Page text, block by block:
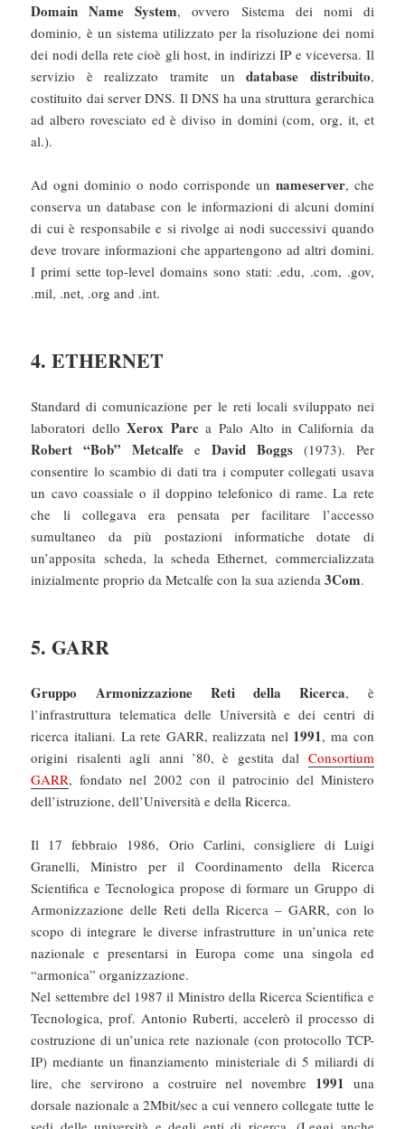
Domain Name System, ovvero Sistema dei nomi di
dominio, è un sistema utilizzato per la risoluzione dei nomi
dei nodi della rete cioè gli host, in indirizzi IP e viceversa. Il
servizio è realizzato tramite undatabase distribuito,
costituito dai server DNS. Il DNS ha una struttura gerarchica
ad albero rovesciato ed è diviso in domini (com, org, it, et
al.).
Ad ogni dominio o nodo corrisponde un nameserver, che
conserva un database con le informazioni di alcuni domini
di cui è responsabile e si rivolge ai nodi successivi quando
deve trovare informazioni che appartengono ad altri domini.
I primi sette top-level domains sono stati: .edu, .com, .gov,
.mil, .net, .org and .int.
4. ETHERNET
Standard di comunicazione per le reti locali sviluppato nei
laboratori delloXerox Parca Palo Alto in California da
Robert “Bob” Metcalfe e David Boggs(1973). Per
consentire lo scambio di dati tra i computer collegati usava
un cavo coassiale o il doppino telefonico di rame. La rete
che li collegava era pensata per facilitare l’accesso
sumultaneo da più postazioni informatiche dotate di
un’apposita scheda, la scheda Ethernet, commercializzata
inizialmente proprio da Metcalfe con la sua azienda3Com.
5. GARR
Gruppo Armonizzazione Reti della Ricerca, è
l’infrastruttura telematica delle Università e dei centri di
ricerca italiani. La rete GARR, realizzata nel 1991, ma con
origini risalenti agli anni ’80, è gestita dal Consortium
GARR, fondato nel 2002 con il patrocinio del Ministero
dell’istruzione, dell’Università e della Ricerca.
Il 17 febbraio 1986, Orio Carlini, consigliere di Luigi
Granelli, Ministro per il Coordinamento della Ricerca
Scientifica e Tecnologica propose di formare un Gruppo di
Armonizzazione delle Reti della Ricerca – GARR, con lo
scopo di integrare le diverse infrastrutture in un’unica rete
nazionale e presentarsi in Europa come una singola ed
“armonica” organizzazione.
Nel settembre del 1987 il Ministro della Ricerca Scientifica e
Tecnologica, prof. Antonio Ruberti, accelerò il processo di
costruzione di un’unica rete nazionale (con protocollo TCP-
IP) mediante un finanziamento ministeriale di 5 miliardi di
lire, che servirono a costruire nel novembre 1991 una
dorsale nazionale a 2Mbit/sec a cui vennero collegate tutte le